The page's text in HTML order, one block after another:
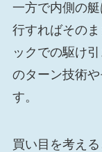
一方で内側の
行すればその
ックでの駆け
のターン技術
す。
買い目を考え